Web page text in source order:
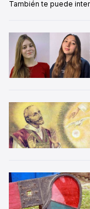
También te puede